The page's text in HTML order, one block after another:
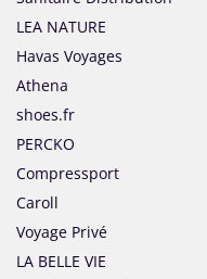
LEA NATURE
Havas Voyages
Athena
shoes.fr
PERCKO
Compressport
Caroll
Voyage Privé
LA BELLE VIE